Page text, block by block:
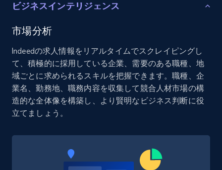
Video length, Likes, Views, and more.
8.1K+
Amazon Reviews
URL, Product name, Product rating, Product
rating object, Product rating max, Rating,
無料トライアル
ビジネスインテリジェンス
市場分析
Indeedの求人情報をリアルタイムでスクレイピングし
て、積極的に採用している企業、需要のある職種、地
域ごとに求められるスキルを把握できます。職種、企
業名、勤務地、職務内容を収集して競合人材市場の構
造的な全体像を構築し、より賢明なビジネス判断に役
立てましょう。